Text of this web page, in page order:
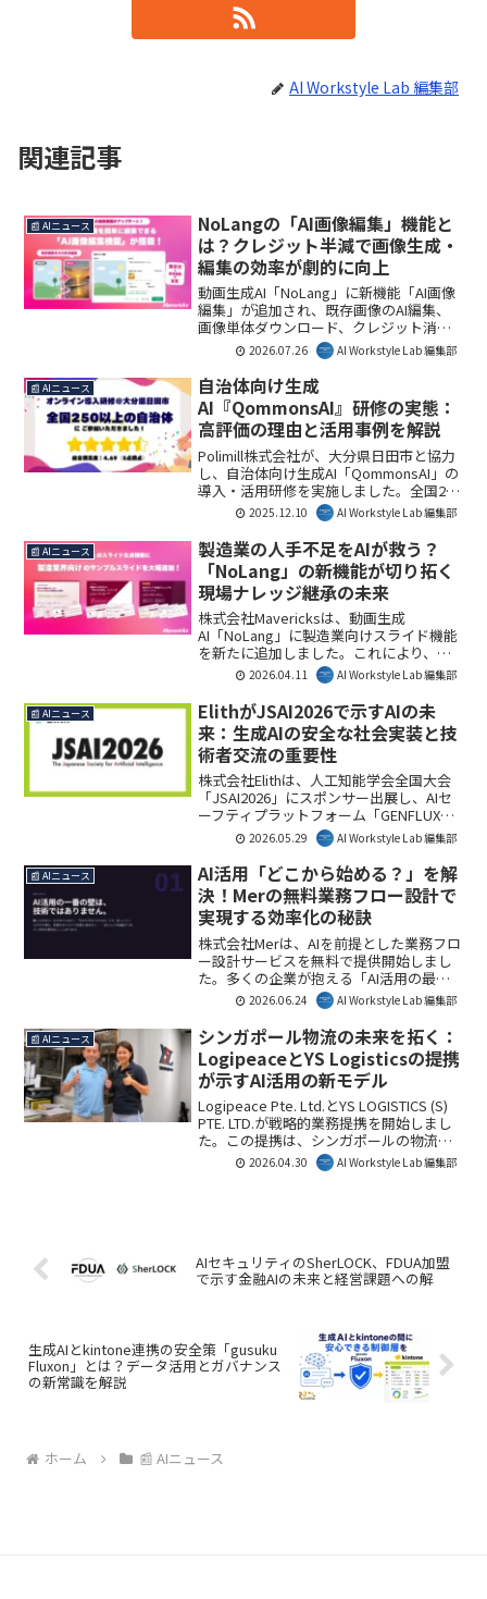
AI Workstyle Lab 編集部
関連記事
📰 AIニュース
NoLangの「AI画像編集」機能と
は？クレジット半減で画像生成・
編集の効率が劇的に向上
動画生成AI「NoLang」に新機能「AI画像
編集」が追加され、既存画像のAI編集、
画像単体ダウンロード、クレジット消費
半減が実現。これにより、動画編集から
画像活用までが一元化され、業務効率の
大幅な向上が期待されます。AI Workstyle
Lab編集部としては、生成AIの「直す」フ
ェーズの重要性に着目した、実務的な進
化と捉えています。
2026.07.26 AI Workstyle Lab 編集部
📰 AIニュース
自治体向け生成
AI『QommonsAI』研修の実態：
高評価の理由と活用事例を解説
Polimill株式会社が、大分県日田市と協力
し、自治体向け生成AI「QommonsAI」の
導入・活用研修を実施しました。全国250
以上の自治体が参加し、総合満足度4.69
という高評価を獲得。本研修は、自治体
業務における生成AIの具体的な活用法と
導入のハードルを下げる重要性を示して
おり、自治体DX推進の新たな一歩となる
でしょう。
2025.12.10 AI Workstyle Lab 編集部
📰 AIニュース
製造業の人手不足をAIが救う？
「NoLang」の新機能が切り拓く
現場ナレッジ継承の未来
株式会社Mavericksは、動画生成
AI「NoLang」に製造業向けスライド機能
を新たに追加しました。これにより、既
存の手順書やマニュアルから工程図解ス
ライドや研修動画を自動生成し、熟練技
能者の知識継承や安全教育の効率化を支
援します。AIを活用した現場ナレッジの
整備・展開が、生産性向上と安全確保に
繋がる可能性を秘めています。
2026.04.11 AI Workstyle Lab 編集部
📰 AIニュース
ElithがJSAI2026で示すAIの未
来：生成AIの安全な社会実装と技
術者交流の重要性
株式会社Elithは、人工知能学会全国大会
「JSAI2026」にスポンサー出展し、AIセ
ーフティプラットフォーム「GENFLUX」
などを発表します。生成AIの安全な社会
実装への同社の取り組みは、今後のAI活
用に大きな意味を持ちます。AI Workstyle
Lab編集部も、この最先端技術と人材交流
の場に注目しています。
2026.05.29 AI Workstyle Lab 編集部
📰 AIニュース
AI活用「どこから始める？」を解
決！Merの無料業務フロー設計で
実現する効率化の秘訣
株式会社Merは、AIを前提とした業務フロ
ー設計サービスを無料で提供開始しまし
た。多くの企業が抱える「AI活用の最初
の一歩」という課題を解消し、効率的な
業務再設計をリスクなく進められます。
本サービスは、As-Is/To-Be整理からツー
ル選定、費用見積もりまでを網羅し、企
業がAIと「働く」組織へと変革する手助
けとなります。
2026.06.24 AI Workstyle Lab 編集部
📰 AIニュース
シンガポール物流の未来を拓く：
LogipeaceとYS Logisticsの提携
が示すAI活用の新モデル
Logipeace Pte. Ltd.とYS LOGISTICS (S)
PTE. LTD.が戦略的業務提携を開始しまし
た。この提携は、シンガポールの物流に
AIとデジタル技術を導入し、日本企業の
海外展開における物流課題解決を強化す
2026.04.30 AI Workstyle Lab 編集部
AIセキュリティのSherLOCK、FDUA加盟
で示す金融AIの未来と経営課題への解
生成AIとkintone連携の安全策「gusuku
Fluxon」とは？データ活用とガバナンス
の新常識を解説
ホーム 📰 AIニュース